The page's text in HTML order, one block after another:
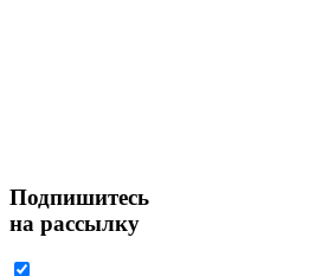
Подпишитесь
на рассылку